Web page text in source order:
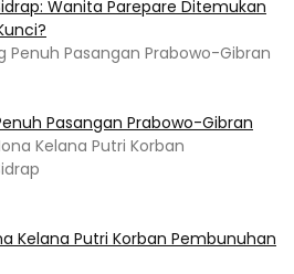
Wanita Parepare Ditemukan
Pasangan Prabowo-Gibran
Kelana Putri Korban Pembunuhan